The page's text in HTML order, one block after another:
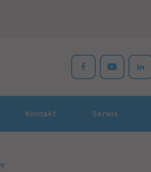
Kontakt Serwis